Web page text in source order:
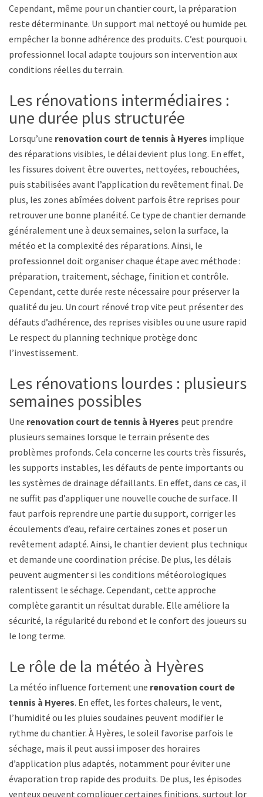
Cependant, même pour un chantier court, la préparation
reste déterminante. Un support mal nettoyé ou humide peut
empêcher la bonne adhérence des produits. C’est pourquoi un
professionnel local adapte toujours son intervention aux
conditions réelles du terrain.
Les rénovations intermédiaires :
une durée plus structurée
Lorsqu’une renovation court de tennis à Hyeres implique
des réparations visibles, le délai devient plus long. En effet,
les fissures doivent être ouvertes, nettoyées, rebouchées,
puis stabilisées avant l’application du revêtement final. De
plus, les zones abîmées doivent parfois être reprises pour
retrouver une bonne planéité. Ce type de chantier demande
généralement une à deux semaines, selon la surface, la
météo et la complexité des réparations. Ainsi, le
professionnel doit organiser chaque étape avec méthode :
préparation, traitement, séchage, finition et contrôle.
Cependant, cette durée reste nécessaire pour préserver la
qualité du jeu. Un court rénové trop vite peut présenter des
défauts d’adhérence, des reprises visibles ou une usure rapide.
Le respect du planning technique protège donc
l’investissement.
Les rénovations lourdes : plusieurs
semaines possibles
Une renovation court de tennis à Hyeres peut prendre
plusieurs semaines lorsque le terrain présente des
problèmes profonds. Cela concerne les courts très fissurés,
les supports instables, les défauts de pente importants ou
les systèmes de drainage défaillants. En effet, dans ce cas, il
ne suffit pas d’appliquer une nouvelle couche de surface. Il
faut parfois reprendre une partie du support, corriger les
écoulements d’eau, refaire certaines zones et poser un
revêtement adapté. Ainsi, le chantier devient plus technique
et demande une coordination précise. De plus, les délais
peuvent augmenter si les conditions météorologiques
ralentissent le séchage. Cependant, cette approche
complète garantit un résultat durable. Elle améliore la
sécurité, la régularité du rebond et le confort des joueurs sur
le long terme.
Le rôle de la météo à Hyères
La météo influence fortement une renovation court de
tennis à Hyeres. En effet, les fortes chaleurs, le vent,
l’humidité ou les pluies soudaines peuvent modifier le
rythme du chantier. À Hyères, le soleil favorise parfois le
séchage, mais il peut aussi imposer des horaires
d’application plus adaptés, notamment pour éviter une
évaporation trop rapide des produits. De plus, les épisodes
venteux peuvent compliquer certaines finitions, surtout lors